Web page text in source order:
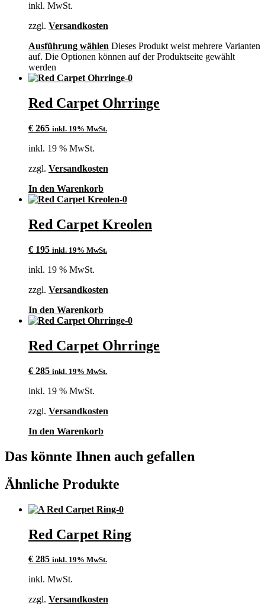
inkl. MwSt.
zzgl. Versandkosten
Ausführung wählen Dieses Produkt weist mehrere Varianten
auf. Die Optionen können auf der Produktseite gewählt
werden
Red Carpet Ohrringe
€ 265 inkl. 19% MwSt.
inkl. 19 % MwSt.
zzgl. Versandkosten
In den Warenkorb
Red Carpet Kreolen
€ 195 inkl. 19% MwSt.
inkl. 19 % MwSt.
zzgl. Versandkosten
In den Warenkorb
Red Carpet Ohrringe
€ 285 inkl. 19% MwSt.
inkl. 19 % MwSt.
zzgl. Versandkosten
In den Warenkorb
Das könnte Ihnen auch gefallen
Ähnliche Produkte
Red Carpet Ring
€ 285 inkl. 19% MwSt.
inkl. MwSt.
zzgl. Versandkosten